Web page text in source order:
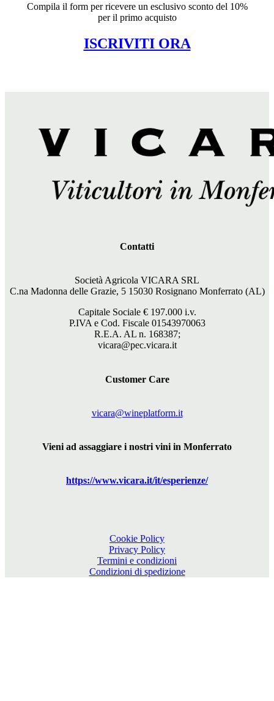
Compila il form per ricevere un esclusivo sconto del 10%
per il primo acquisto
ISCRIVITI ORA
Contatti
Società Agricola VICARA SRL
C.na Madonna delle Grazie, 5 15030 Rosignano Monferrato (AL)
Capitale Sociale € 197.000i.v.
P.IVA e Cod. Fiscale 01543970063
R.E.A. AL n. 168387;
vicara@pec.vicara.it
Customer Care
vicara@wineplatform.it
Vieni ad assaggiare i nostri vini in Monferrato
https://www.vicara.it/it/esperienze/
Cookie Policy
Privacy Policy
Termini e condizioni
Condizioni di spedizione